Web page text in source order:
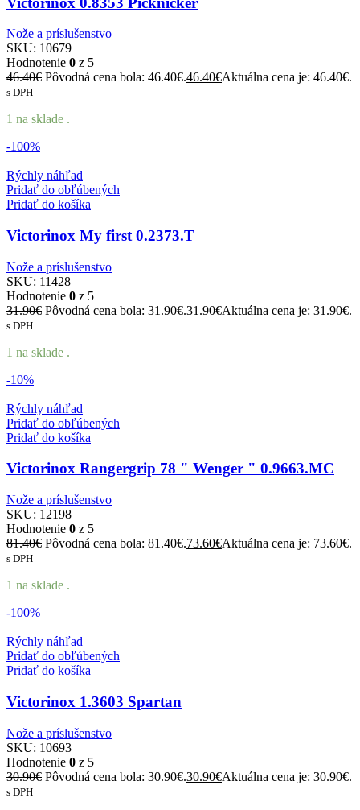
Nože a príslušenstvo
SKU: 10679
Hodnotenie 0 z 5
46.40€ Pôvodná cena bola: 46.40€.46.40€Aktuálna cena je: 46.40€.
s DPH
1 na sklade .
-100%
Rýchly náhľad
Pridať do obľúbených
Pridať do košíka
Victorinox My first 0.2373.T
Nože a príslušenstvo
SKU: 11428
Hodnotenie 0 z 5
31.90€ Pôvodná cena bola: 31.90€.31.90€Aktuálna cena je: 31.90€.
s DPH
1 na sklade .
-10%
Rýchly náhľad
Pridať do obľúbených
Pridať do košíka
Victorinox Rangergrip 78 " Wenger " 0.9663.MC
Nože a príslušenstvo
SKU: 12198
Hodnotenie 0 z 5
81.40€ Pôvodná cena bola: 81.40€.73.60€Aktuálna cena je: 73.60€.
s DPH
1 na sklade .
-100%
Rýchly náhľad
Pridať do obľúbených
Pridať do košíka
Victorinox 1.3603 Spartan
Nože a príslušenstvo
SKU: 10693
Hodnotenie 0 z 5
30.90€ Pôvodná cena bola: 30.90€.30.90€Aktuálna cena je: 30.90€.
s DPH